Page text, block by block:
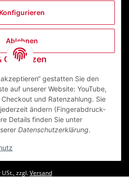
Konfigurieren
Ablehnen
Co nutzen
gestatten Sie den
auf unserer Website: YouTube,
und Ratenzahlung. Sie
ändern (Fingerabdruck-
Details finden Sie unter
Datenschutzerklärung.
GmbH
zzgl.Versand